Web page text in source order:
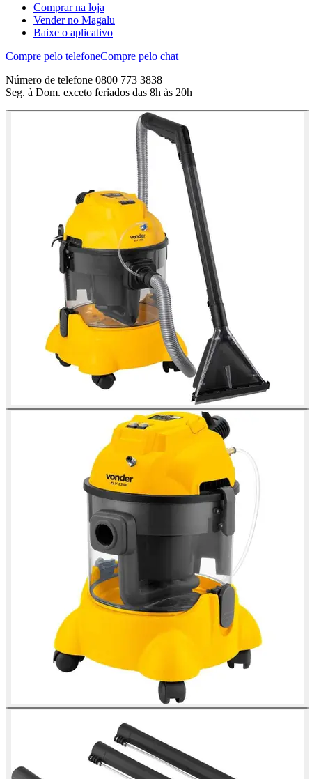
Comprar na loja
Vender no Magalu
Baixe o aplicativo
Compre pelo telefoneCompre pelo chat
Número de telefone 0800 773 3838
Seg. à Dom. exceto feriados das 8h às 20h